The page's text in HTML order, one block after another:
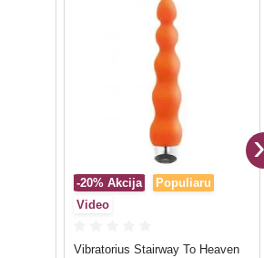
-20% Akcija
Populiaru
Video
Vibratorius Stairway To Heaven